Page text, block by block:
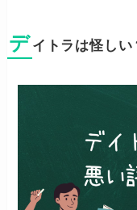
デイトラは怪し